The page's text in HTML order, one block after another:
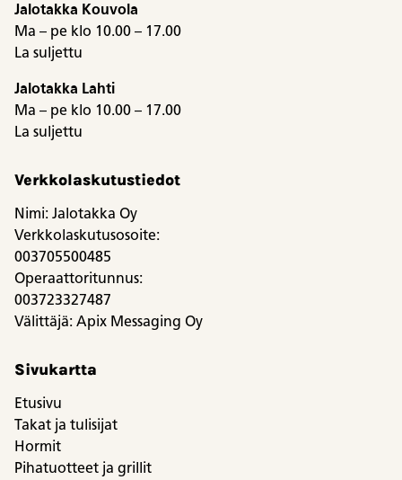
Jalotakka Kouvola
Ma – pe klo 10.00 – 17.00
La suljettu
Jalotakka Lahti
Ma – pe klo 10.00 – 17.00
La suljettu
Verkkolaskutustiedot
Nimi: Jalotakka Oy
Verkkolaskutusosoite:
003705500485
Operaattoritunnus:
003723327487
Välittäjä: Apix Messaging Oy
Sivukartta
Etusivu
Takat ja tulisijat
Hormit
Pihatuotteet ja grillit